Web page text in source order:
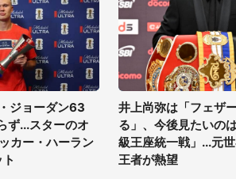
ジョーダン63
ず...スターのオ
カー・ハーラン
井上尚弥は「フェザ
る」、今後見たいの
級王座統一戦」...元
王者が熱望